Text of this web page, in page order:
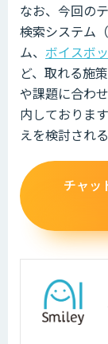
なお、今回の
検索システム（
ム、 ボイスボ
ど、取れる施
や課題に合わ
内しておりま
えを検討され
チャッ